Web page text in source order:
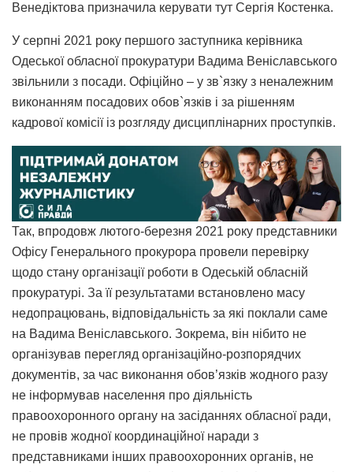
Венедіктова призначила керувати тут Сергія Костенка.
У серпні 2021 року першого заступника керівника
Одеської обласної прокуратури Вадима Веніславського
звільнили з посади. Офіційно – у зв`язку з неналежним
виконанням посадових обов`язків і за рішенням
кадрової комісії із розгляду дисциплінарних проступків.
Так, впродовж лютого-березня 2021 року представники
Офісу Генерального прокурора провели перевірку
щодо стану організації роботи в Одеській обласній
прокуратурі. За її результатами встановлено масу
недопрацювань, відповідальність за які поклали саме
на Вадима Веніславського. Зокрема, він нібито не
організував перегляд організаційно-розпорядчих
документів, за час виконання обов’язків жодного разу
не інформував населення про діяльність
правоохоронного органу на засіданнях обласної ради,
не провів жодної координаційної наради з
представниками інших правоохоронних органів, не